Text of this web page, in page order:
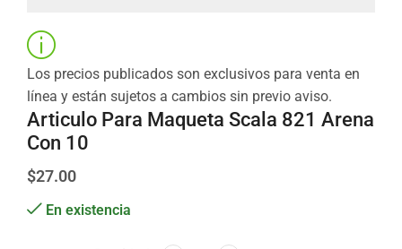
Los precios publicados son exclusivos para venta en
línea y están sujetos a cambios sin previo aviso.
Articulo Para Maqueta Scala 821 Arena
Con 10
$27.00
En existencia